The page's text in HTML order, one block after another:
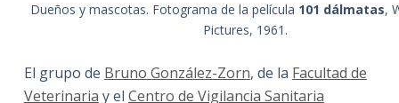
Dueños y mascotas. Fotograma de la película 101 dálmatas,
Pictures, 1961.
El grupo de Bruno González-Zorn, de la Facultad de
Veterinaria y el Centro de Vigilancia Sanitaria